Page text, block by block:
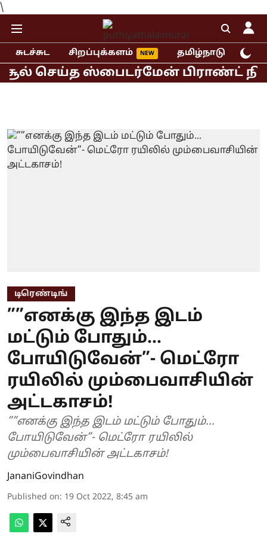
\
சுடச்சுட சிறப்புக்களம் தமிழ்நாடு
செய்த ஸ்பைடர்மேன் பிராண்ட் நியூ
டிரெண்டிங்
””எனக்கு இந்த இடம்
மட்டும் போதும்...
போயிடுவேன்”- மெட்ரோ
ரயிலில் மும்பைவாசியின்
அட்டகாசம்!
””எனக்கு இந்த இடம் மட்டும் போதும்...
போயிடுவேன்”- மெட்ரோ ரயிலில்
மும்பைவாசியின் அட்டகாசம்!
JananiGovindhan
Published on: 19 Oct 2022, 8:45 am